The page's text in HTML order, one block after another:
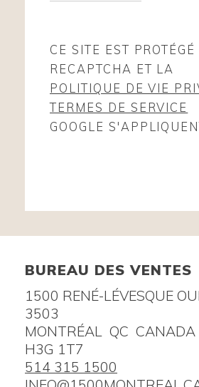
BUREAU DES VENTES
1500 RENÉ-LÉVESQUE
3503
MONTRÉAL QC CANADA
H3G 1T7
514 315 1500
CE SITE EST PROTÉGÉ
RECAPTCHA ET LA
POLITIQUE DE VIE
TERMES DE SERVICE
GOOGLE